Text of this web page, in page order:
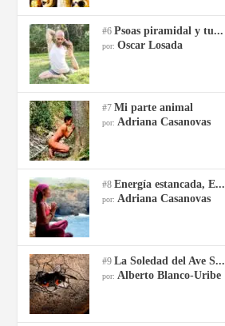
#6Psoas piramidal y tu...
por:Oscar Losada
#7Mi parte animal
por:Adriana Casanovas
#8Energía estancada, E...
por:Adriana Casanovas
#9La Soledad del Ave S...
por:Alberto Blanco-Uribe